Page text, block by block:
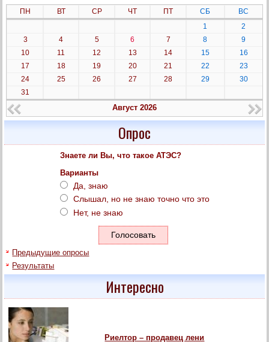
ПН ВТ СР ЧТ ПТ СБ
ВС
1
2
3
4 5 6 7 8
9
10
11 12 13 14 15
16
17
18 19 20 21 22
23
24
25 26 27 28 29
30
31
Август 2026
Опрос
Знаете ли Вы, что такое АТЭС?
Варианты
Да, знаю
Слышал, но не знаю точно что это
Нет, не знаю
Предыдущие опросы
Результаты
Интересно
Риелтор – продавец лени